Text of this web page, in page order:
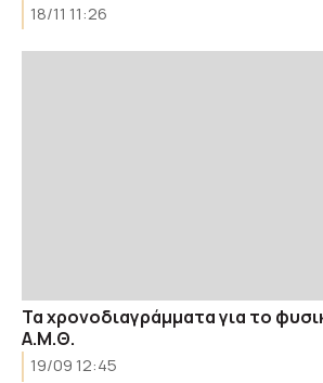
18/11 11:26
Τα χρονοδιαγράμματα για το
Α.Μ.Θ.
19/09 12:45